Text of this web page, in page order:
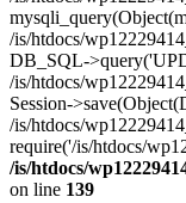
/is/htdocs/
DB_SQL-
/is/htdocs/
Session-
/is/htdocs/
require('/is/htdocs/
/is/htdocs/
on line 139